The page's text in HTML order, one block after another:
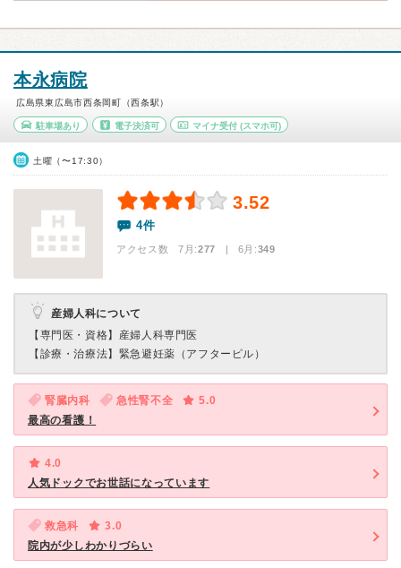
本永病院
広島県東広島市西条岡町（西条駅）
駐車場あり 電子決済可 マイナ受付 (スマホ可)
土曜（〜17:30）
3.52
4件
アクセス数 7月:277 | 6月:349
産婦人科について
【専門医・資格】 産婦人科専門医
【診療・治療法】 緊急避妊薬（アフターピル）
腎臓内科 急性腎不全
5.0
最高の看護！
4.0
人気ドックでお世話になっています
救急科
3.0
院内が少しわかりづらい